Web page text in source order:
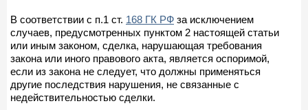
В соответствии с п.1 ст. 168 ГК РФ за исключением
случаев, предусмотренных пунктом 2 настоящей статьи
или иным законом, сделка, нарушающая требования
закона или иного правового акта, является оспоримой,
если из закона не следует, что должны применяться
другие последствия нарушения, не связанные с
недействительностью сделки.